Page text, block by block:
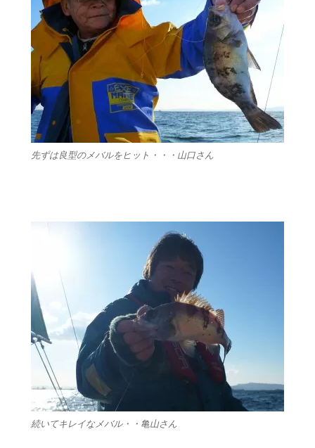
先ずは良型のメバルをヒット・・・山口さん
続いてキレイなメバル・・亀山さん